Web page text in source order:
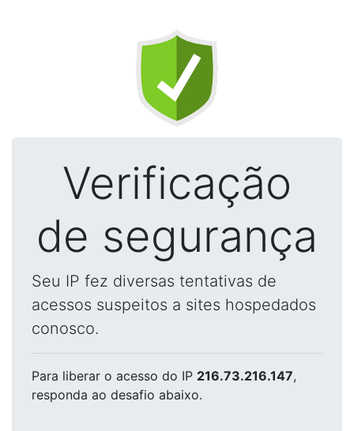
Verificação
de segurança
Seu IP fez diversas tentativas de
acessos suspeitos a sites hospedados
conosco.
Para liberar o acesso do IP 216.73.216.147,
responda ao desafio abaixo.